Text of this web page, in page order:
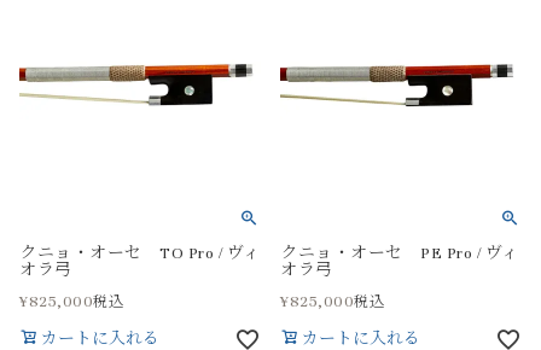
クニョ・オーセ TO Pro / ヴィ
オラ弓
¥825,000税込
カートに入れる
クニョ・オーセ PE Pro / ヴィ
オラ弓
¥825,000税込
カートに入れる